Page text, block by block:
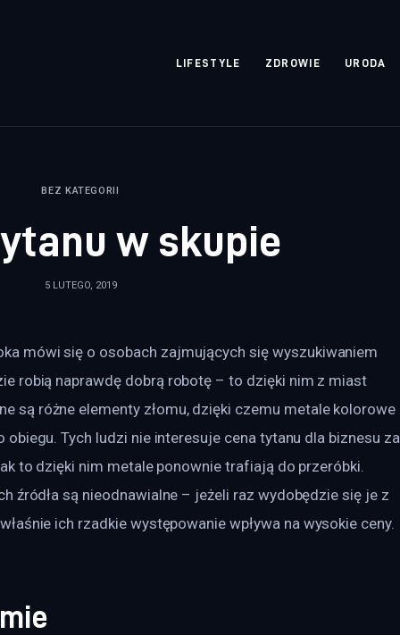
LIFESTYLE ZDROWIE URODA
BEZ KATEGORII
w skupie
5 LUTEGO, 2019
mówi się o osobach zajmujących się wyszukiwaniem
robią naprawdę dobrą robotę – to dzięki nim z miast
są różne elementy złomu, dzięki czemu metale kolorowe
Tych ludzi nie interesuje cena tytanu dla biznesu za
to dzięki nim metale ponownie trafiają do przeróbki.
źródła są nieodnawialne – jeżeli raz wydobędzie się je z
ich rzadkie występowanie wpływa na wysokie ceny.